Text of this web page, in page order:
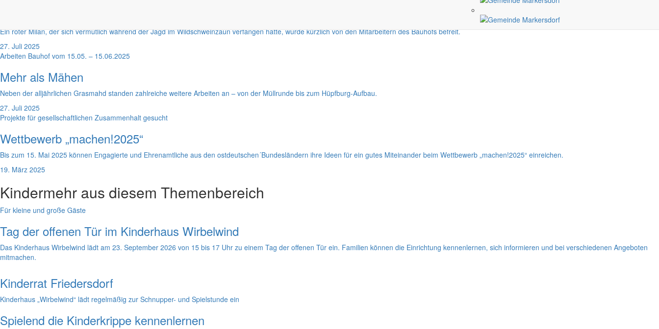
Ein roter Milan, der sich vermutlich während der Jagd im Wildschweinzaun verfangen hatte, wurde kürzlich von den Mitarbeitern des Bauhofs befreit.
27. Juli 2025
Arbeiten Bauhof vom 15.05. – 15.06.2025
Mehr als Mähen
Neben der alljährlichen Grasmahd standen zahlreiche weitere Arbeiten an – von der Müllrunde bis zum Hüpfburg-Aufbau.
27. Juli 2025
Projekte für gesellschaftlichen Zusammenhalt gesucht
Wettbewerb „machen!2025“
Bis zum 15. Mai 2025 können Engagierte und Ehrenamtliche aus den ostdeutschen´Bundesländern ihre Ideen für ein gutes Miteinander beim Wettbewerb „machen!2025“ einreichen.
19. März 2025
Kindermehr aus diesem Themenbereich
Für kleine und große Gäste
Tag der offenen Tür im Kinderhaus Wirbelwind
Das Kinderhaus Wirbelwind lädt am 23. September 2026 von 15 bis 17 Uhr zu einem Tag der offenen Tür ein. Familien können die Einrichtung kennenlernen, sich informieren und bei verschiedenen Angeboten
mitmachen.
Kinderrat Friedersdorf
Kinderhaus „Wirbelwind“ lädt regelmäßig zur Schnupper- und Spielstunde ein
Spielend die Kinderkrippe kennenlernen